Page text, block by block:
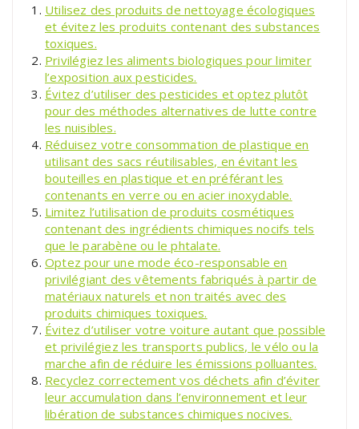
Utilisez des produits de nettoyage écologiques
et évitez les produits contenant des substances
toxiques.
Privilégiez les aliments biologiques pour limiter
l’exposition aux pesticides.
Évitez d’utiliser des pesticides et optez plutôt
pour des méthodes alternatives de lutte contre
les nuisibles.
Réduisez votre consommation de plastique en
utilisant des sacs réutilisables, en évitant les
bouteilles en plastique et en préférant les
contenants en verre ou en acier inoxydable.
Limitez l’utilisation de produits cosmétiques
contenant des ingrédients chimiques nocifs tels
que le parabène ou le phtalate.
Optez pour une mode éco-responsable en
privilégiant des vêtements fabriqués à partir de
matériaux naturels et non traités avec des
produits chimiques toxiques.
Évitez d’utiliser votre voiture autant que possible
et privilégiez les transports publics, le vélo ou la
marche afin de réduire les émissions polluantes.
Recyclez correctement vos déchets afin d’éviter
leur accumulation dans l’environnement et leur
libération de substances chimiques nocives.